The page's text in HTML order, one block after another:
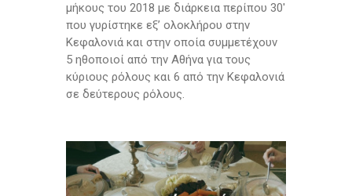
μήκους του 2018 με διάρκεια περίπου 30′
που γυρίστηκε εξ’ ολοκλήρου στην
Κεφαλονιά και στην οποία συμμετέχουν
5 ηθοποιοί από την Αθήνα για τους
κύριους ρόλους και 6 από την Κεφαλονιά
σε δεύτερους ρόλους.